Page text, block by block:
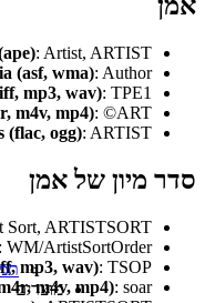
תמיכה
מוצרים
APE (ape): Artist, ARTIST
Media (asf, wma): Author
aiff, mp3, wav): TPE1
m4r, m4v, mp4): ©ART
(flac, ogg): ARTIST
מיון של אמן
: Artist Sort, ARTISTSORT
: WM/ArtistSortOrder
aiff, mp3, wav): TSOP
m4r, m4v, mp4) : soar